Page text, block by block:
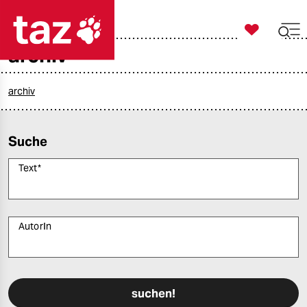
politik
gesellschaft
sport

taz zahl ich
archiv
archiv
Suche
Text*
AutorIn